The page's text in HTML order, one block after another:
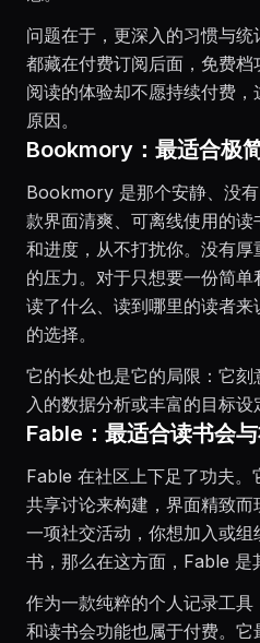
问题在于，更深入的习惯与统
都藏在付费订阅后面，免费
阅读的体验却不愿持续付费
原因。
Bookmory：最适合极
Bookmory 是那个安静、没
款界面清爽、可离线使用的
和进度，从不打扰你。没有
的压力。对于只想要一份简
读了什么、读到哪里的读者
的选择。
它的长处也是它的局限：它
入的数据分析或丰富的目标设
Fable：最适合读书会
Fable 在社区上下足了功夫。
共享讨论来构建，界面精致
一项社交活动，你想加入或
书，那么在这方面，Fable 是
作为一款纯粹的个人记录工
和读书会功能也属于付费。